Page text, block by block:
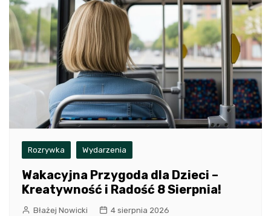
Rozrywka Wydarzenia
Wakacyjna Przygoda dla Dzieci –
Kreatywność i Radość 8 Sierpnia!
Błażej Nowicki 4 sierpnia 2026